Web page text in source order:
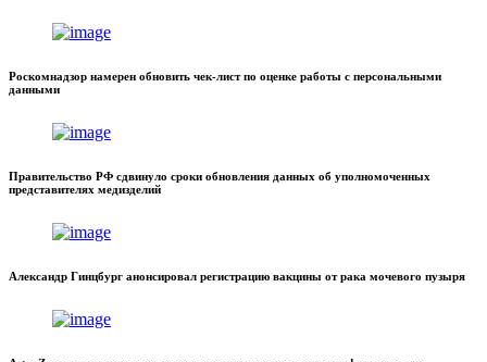
Роскомнадзор намерен обновить чек-лист по оценке работы с персональными
данными
Правительство РФ сдвинуло сроки обновления данных об уполномоченных
представителях медизделий
Александр Гинцбург анонсировал регистрацию вакцины от рака мочевого пузыря